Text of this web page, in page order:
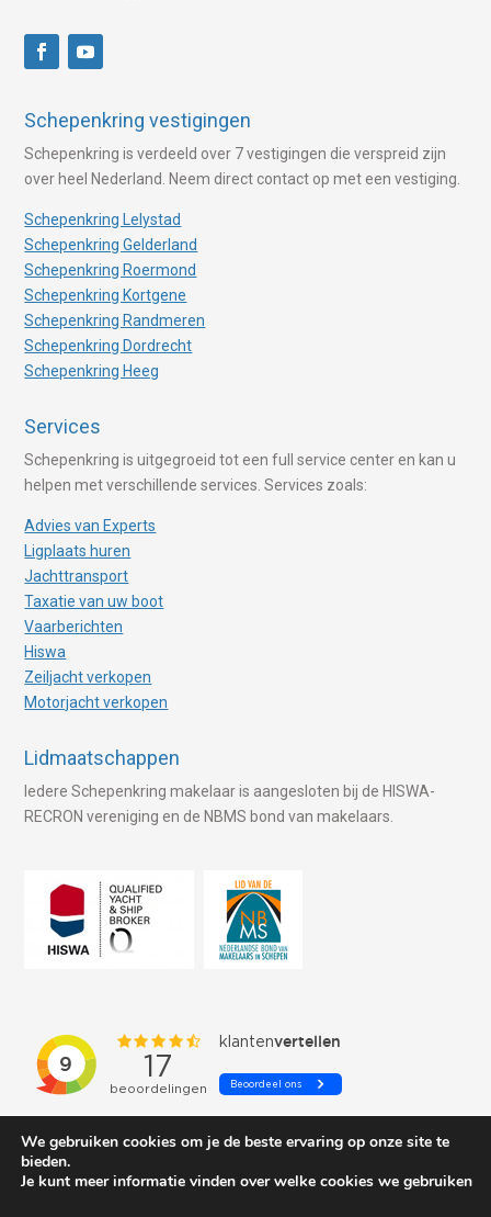
Schepenkring vestigingen
Schepenkring is verdeeld over 7 vestigingen die verspreid zijn
over heel Nederland. Neem direct contact op met een vestiging.
Schepenkring Lelystad
Schepenkring Gelderland
Schepenkring Roermond
Schepenkring Kortgene
Schepenkring Randmeren
Schepenkring Dordrecht
Schepenkring Heeg
Services
Schepenkring is uitgegroeid tot een full service center en kan u
helpen met verschillende services. Services zoals:
Advies van Experts
Ligplaats huren
Jachttransport
Taxatie van uw boot
Vaarberichten
Hiswa
Zeiljacht verkopen
Motorjacht verkopen
Lidmaatschappen
Iedere Schepenkring makelaar is aangesloten bij de HISWA-
RECRON vereniging en de NBMS bond van makelaars.
We gebruiken cookies om je de beste ervaring op onze site te
bieden.
Je kunt meer informatie vinden over welke cookies we gebruiken